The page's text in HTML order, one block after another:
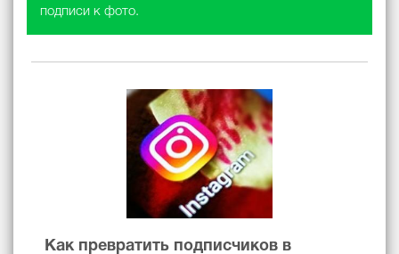
подписи к фото.
Как превратить подписчиков в